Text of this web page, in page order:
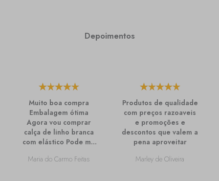
Depoimentos
Muito boa compra
Embalagem ótima
Agora vou comprar
calça de linho branca
com elástico Pode me
informações sobre
Maria do Carmo Feitas
Produtos de qualidade
com preços razoaveis
e promoções e
descontos que valem a
pena aproveitar
Marley de Oliveira